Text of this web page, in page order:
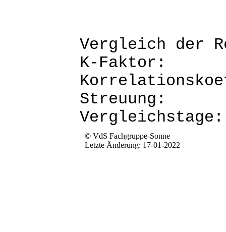
Vergleich der
K-
© VdS Fachgruppe-Sonne
Letzte Änderung: 17-01-2022